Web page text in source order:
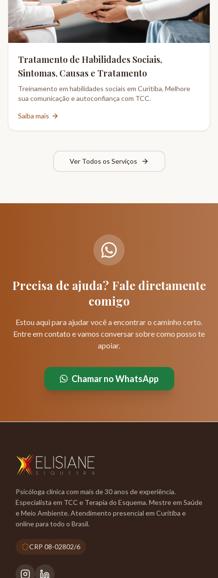
Tratamento de Habilidades Sociais,
Sintomas, Causas e Tratamento
Treinamento em habilidades sociais em Curitiba. Melhore
sua comunicação e autoconfiança com TCC.
Saiba mais
Ver Todos os Serviços
Precisa de ajuda? Fale diretamente
comigo
Estou aqui para ajudar você a encontrar o caminho certo.
Entre em contato e vamos conversar sobre como posso te
apoiar.
Chamar no WhatsApp
Psicóloga clínica com mais de 30 anos de experiência.
Especialista em TCC e Terapia do Esquema. Mestre em Saúde
e Meio Ambiente. Atendimento presencial em Curitiba e
online para todo o Brasil.
CRP 08-02802/6